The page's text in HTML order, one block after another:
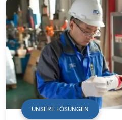
UNSERE LÖSUNGEN